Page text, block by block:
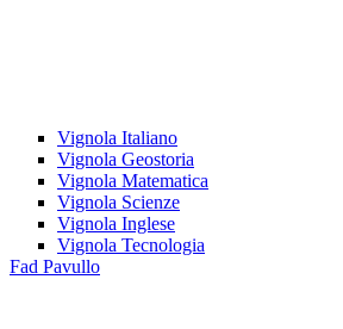
Vignola Italiano
Vignola Geostoria
Vignola Matematica
Vignola Scienze
Vignola Inglese
Vignola Tecnologia
Fad Pavullo